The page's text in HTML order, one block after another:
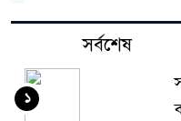
সর্বশেষ
১